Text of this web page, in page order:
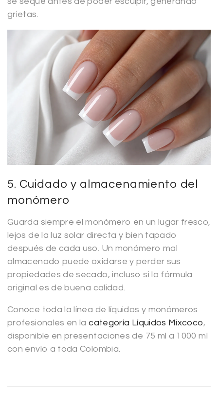
grietas.
5. Cuidado y almacenamiento del
monómero
Guarda siempre el monómero en un lugar fresco,
lejos de la luz solar directa y bien tapado
después de cada uso. Un monómero mal
almacenado puede oxidarse y perder sus
propiedades de secado, incluso si la fórmula
original es de buena calidad.
Conoce toda la línea de líquidos y monómeros
profesionales en lacategoría Líquidos Mixcoco,
disponible en presentaciones de 75 ml a 1000 ml
con envío a toda Colombia.